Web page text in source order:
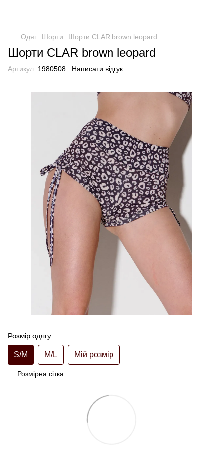
Одяг Шорти Шорти CLAR brown leopard
Шорти CLAR brown leopard
Артикул: 1980508 Написати відгук
Розмір одягу
S/M M/L Мій розмір
Розмірна сітка